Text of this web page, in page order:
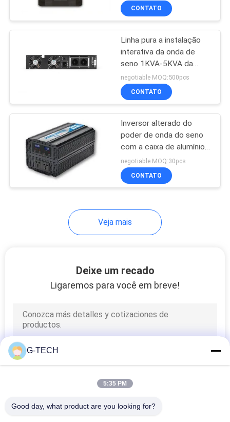
Inversor do poder
Mini C.C. UPS
bateria lifepo4
VRLA regulou a
bateria acidificada
ao chumbo
CONTATO
Linha pura a instalação
interativa da onda de
seno 1KVA-5KVA da
montagem do grau de
UPS
negotiable MOQ:500pcs
CONTATO
Inversor alterado do
poder de onda do seno
com a caixa de alumínio
para o carro
negotiable MOQ:30pcs
CONTATO
Veja mais
Deixe um recado
Ligaremos para você em breve!
G-TECH
5:35 PM
Good day, what product are you looking for?